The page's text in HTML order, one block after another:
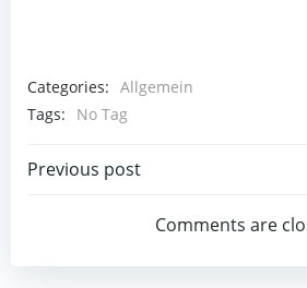
Categories: Allgemein
Tags:
No Tag
Post
navigation
Previous post
Comments are